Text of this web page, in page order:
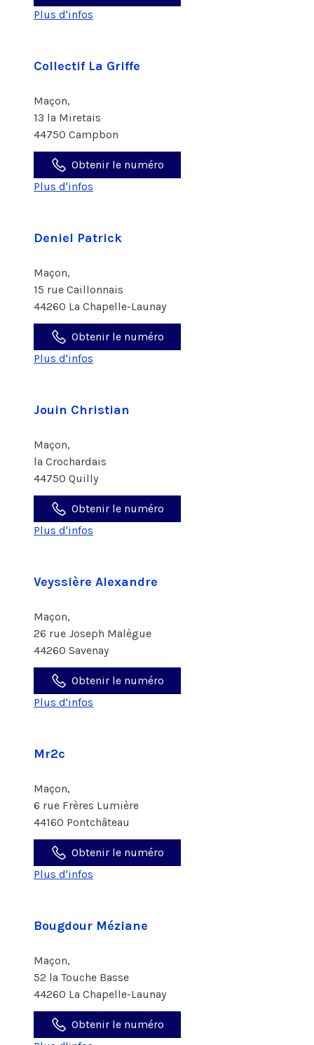
Plus d'infos
Collectif La Griffe
Maçon,
13 la Miretais
44750 Campbon
Obtenir le numéro
Plus d'infos
Deniel Patrick
Maçon,
15 rue Caillonnais
44260 La Chapelle-Launay
Obtenir le numéro
Plus d'infos
Jouin Christian
Maçon,
la Crochardais
44750 Quilly
Obtenir le numéro
Plus d'infos
Veyssière Alexandre
Maçon,
26 rue Joseph Malègue
44260 Savenay
Obtenir le numéro
Plus d'infos
Mr2c
Maçon,
6 rue Frères Lumière
44160 Pontchâteau
Obtenir le numéro
Plus d'infos
Bougdour Méziane
Maçon,
52 la Touche Basse
44260 La Chapelle-Launay
Obtenir le numéro